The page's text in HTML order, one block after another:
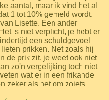
aantal, maar ik vind het al
1 tot 10% gemeld wordt.
Lisette. Een ander
is niet verplicht, je hebt er
een schuldgevoel
prikken. Net zoals hij
de prik zit, je weet ook niet
zo'n vergelijking toch niet
wat er in een frikandel
zeker als het om zoiets